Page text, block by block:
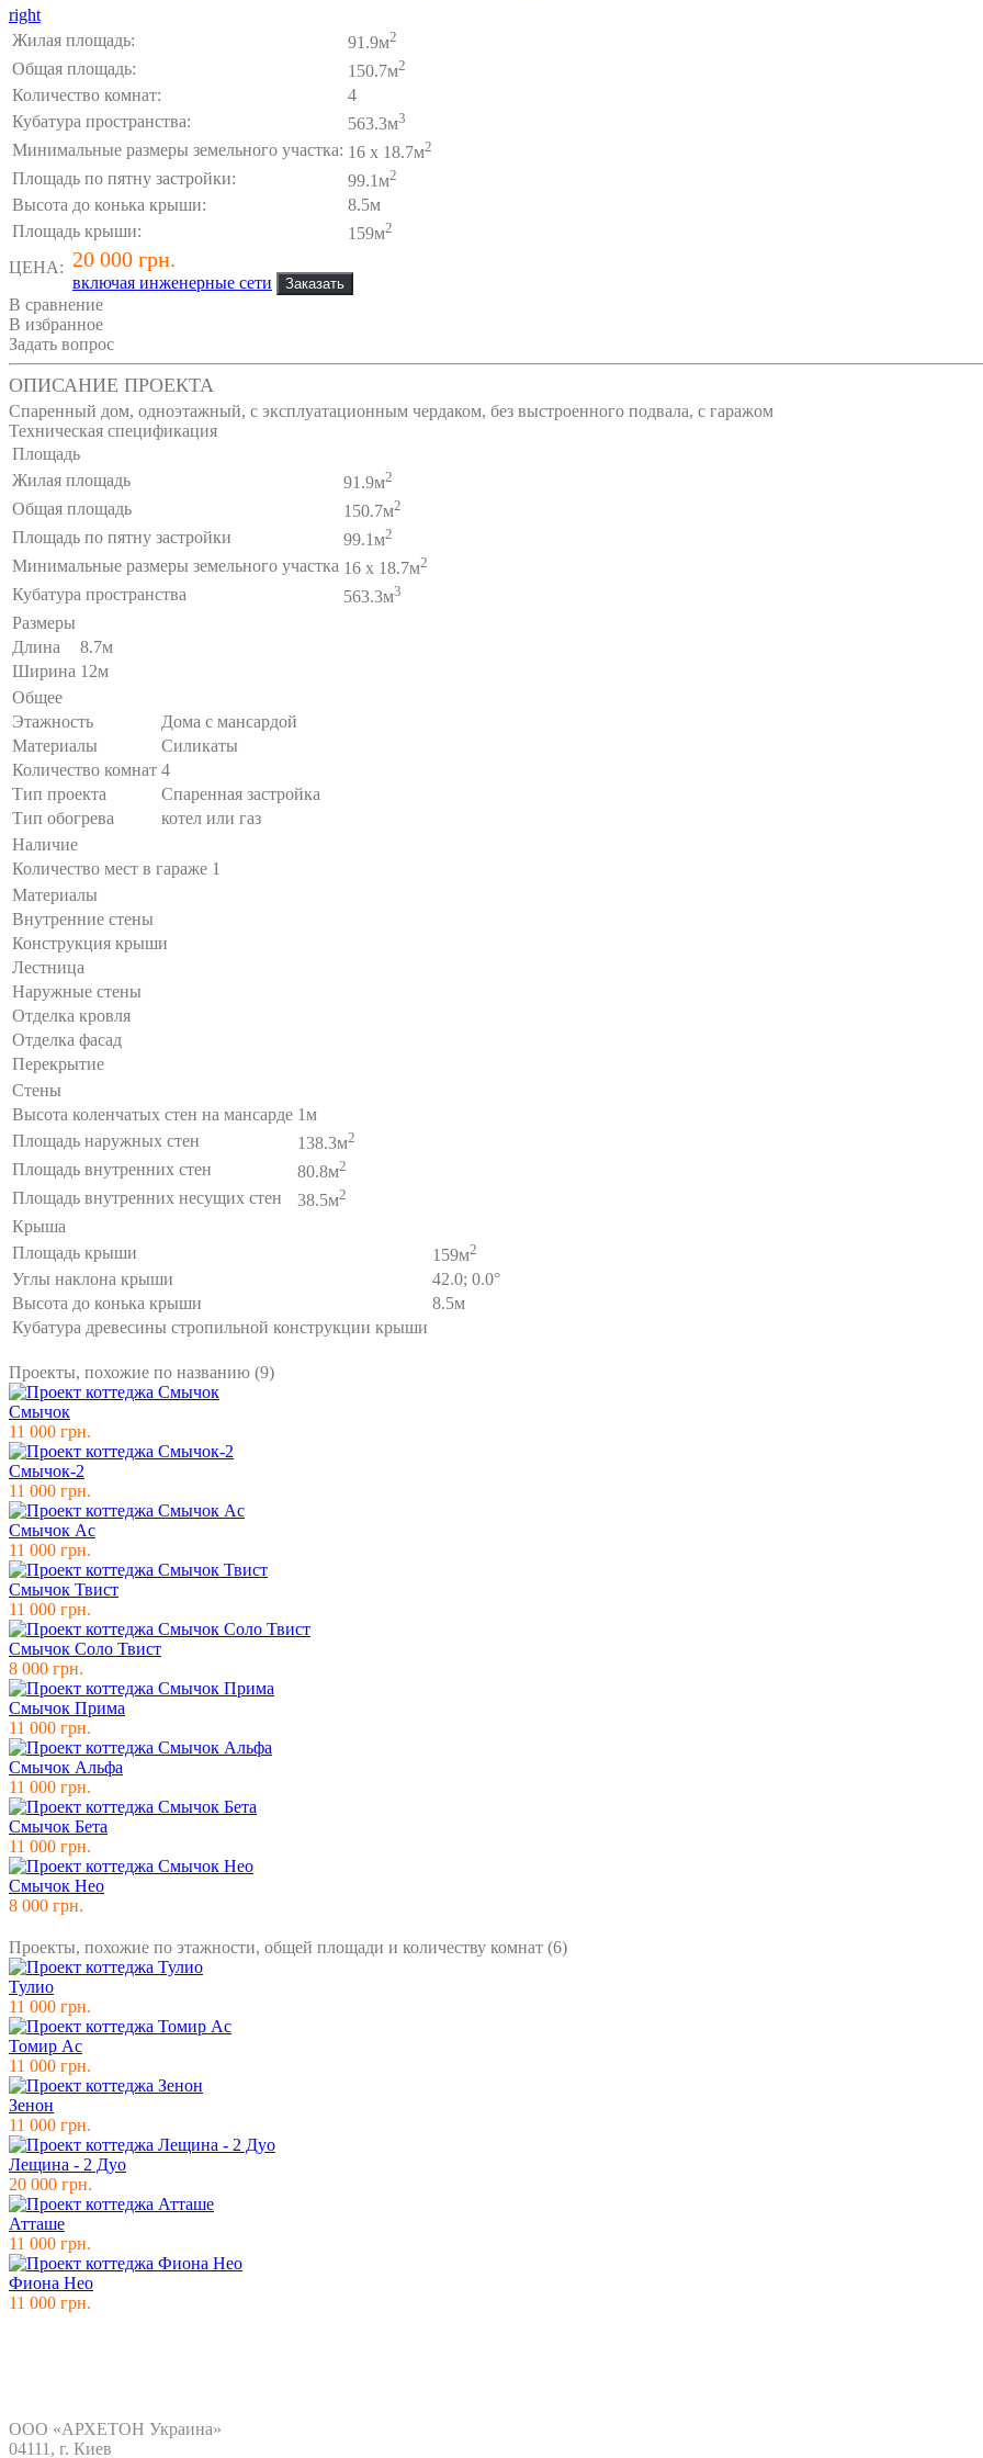
right
Жилая площадь:
91.9м2
Общая площадь: 150.7м2
Количество комнат:
4
Кубатура пространства:
563.3м3
Минимальные размеры земельного участка: 16 x 18.7м2
Площадь по пятну застройки: 99.1м2
Высота до конька крыши:
8.5м
Площадь крыши:
159м2
ЦЕНА: 20 000 грн.
включая инженерные сети
В сравнение
В избранное
Задать вопрос
ОПИСАНИЕ ПРОЕКТА
Спаренный дом, одноэтажный, с эксплуатационным чердаком, без выстроенного подвала, с гаражом
Техническая спецификация
Площадь
Жилая площадь
91.9м2
Общая площадь 150.7м2
Площадь по пятну застройки 99.1м2
Минимальные размеры земельного участка 16 x 18.7м2
Кубатура пространства 563.3м3
Размеры
Длина
8.7м
Ширина 12м
Общее
Этажность
Дома с мансардой
Материалы
Силикаты
Количество комнат 4
Тип проекта
Спаренная застройка
Тип обогрева
котел или газ
Наличие
Количество мест в гараже 1
Материалы
Внутренние стены
Конструкция крыши
Лестница
Наружные стены
Отделка кровля
Отделка фасад
Перекрытие
Стены
Высота коленчатых стен на мансарде 1м
Площадь наружных стен
138.3м2
Площадь внутренних стен 80.8м2
Площадь внутренних несущих стен 38.5м2
Крыша
Площадь крыши
159м2
Углы наклона крыши
42.0; 0.0°
Высота до конька крыши
8.5м
Кубатура древесины стропильной конструкции крыши
Проекты, похожие по названию (9)
Смычок
11 000 грн.
Смычок-2
11 000 грн.
Смычок Ас
11 000 грн.
Смычок Твист
11 000 грн.
Смычок Соло Твист
8 000 грн.
Смычок Прима
11 000 грн.
Смычок Альфа
11 000 грн.
Смычок Бета
11 000 грн.
Смычок Нео
8 000 грн.
Проекты, похожие по этажности, общей площади и количеству комнат (6)
Тулио
11 000 грн.
Томир Ас
11 000 грн.
Зенон
11 000 грн.
Лещина - 2 Дуо
20 000 грн.
Атташе
11 000 грн.
Фиона Нео
11 000 грн.
ООО «АРХЕТОН Украина»
04111, г. Киев